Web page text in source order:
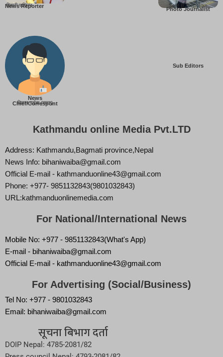
News Reporter
बिहानी पाख्रिन
Photo Journalist
Som B. Lopchan
News
Chief/Correspont
बिज्ञान वाईबा (ममता)
Sub Editors
Kathmandu online Media Pvt.LTD
Address: Kathmandu,Bagmati province,Nepal
News Info: bihaniwaiba@gmail.com
Official E-mail - kathmanduonline43@gmail.com
Phone: +977- 9851132843(9801032843)
URL:kathmanduonlinemedia.com
For National/International News
Mobile No: +977 - 9851132843(What's App)
E-mail - bihaniwaiba@gmail.com
Official E-mail - kathmanduonline43@gmail.com
For Advertising (Social/Business)
Tel No: +977 - 9801032843
Email: bihaniwaiba@gmail.com
सूचना बिभाग दर्ता
DOIP Nepal: 4785-2081/82